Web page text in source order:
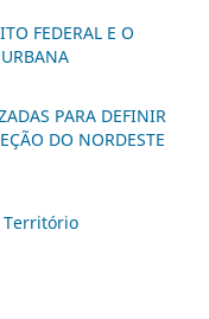
FEDERAL E O
PARA DEFINIR
DO NORDESTE
Território